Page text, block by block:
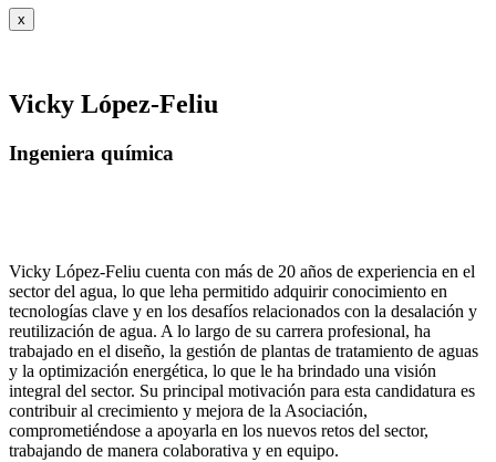
x
Vicky López-Feliu
Ingeniera química
Vicky López-Feliu cuenta con más de 20 años de experiencia en el
sector del agua, lo que leha permitido adquirir conocimiento en
tecnologías clave y en los desafíos relacionados con la desalación y
reutilización de agua. A lo largo de su carrera profesional, ha
trabajado en el diseño, la gestión de plantas de tratamiento de aguas
y la optimización energética, lo que le ha brindado una visión
integral del sector. Su principal motivación para esta candidatura es
contribuir al crecimiento y mejora de la Asociación,
comprometiéndose a apoyarla en los nuevos retos del sector,
trabajando de manera colaborativa y en equipo.